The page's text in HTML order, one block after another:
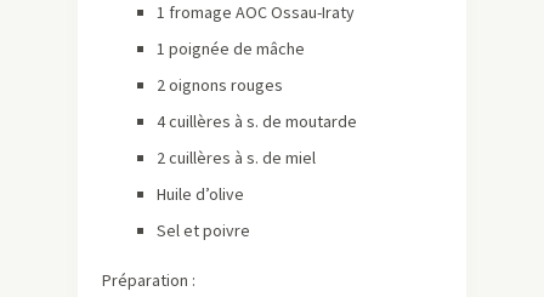
1 fromage AOC Ossau-Iraty
1 poignée de mâche
2 oignons rouges
4 cuillères à s. de moutarde
2 cuillères à s. de miel
Huile d’olive
Sel et poivre
Préparation :